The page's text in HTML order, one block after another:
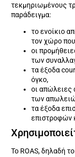
τεκμηριωμένους
παράδειγμα:
το ενοίκιο
τον χώρο
οι
των
τα έξοδα
όγκο,
οι απώλειες
των
τα έξοδα
επιστροφών
Το ROAS, δηλαδή